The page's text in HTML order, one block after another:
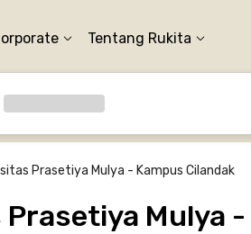
Tentang Rukita
Prasetiya Mulya - Kampus Cilandak
Mulya